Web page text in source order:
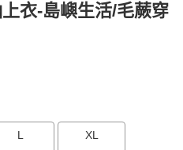
衣-島嶼生活/毛蕨穿
L XL